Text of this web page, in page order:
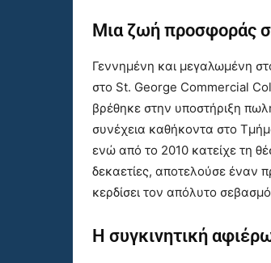
Μια ζωή προσφοράς
Γεννημένη και μεγαλωμένη
στο St. George Commercial
βρέθηκε στην υποστήριξη
συνέχεια καθήκοντα στο
ενώ από το 2010 κατείχε τη
δεκαετίες, αποτελούσε έναν
κερδίσει τον απόλυτο
Η συγκινητική